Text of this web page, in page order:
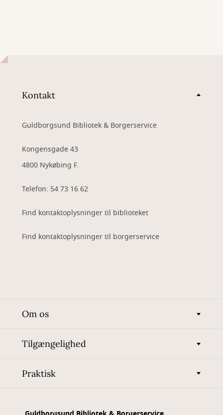
Kontakt
Guldborgsund Bibliotek & Borgerservice
Kongensgade 43
4800 Nykøbing F.
Telefon: 54 73 16 62
Find kontaktoplysninger til biblioteket
Find kontaktoplysninger til borgerservice
Om os
Tilgængelighed
Praktisk